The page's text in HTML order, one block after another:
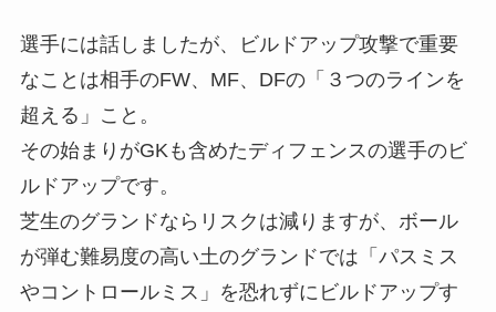
選手には話しましたが、ビルドアップ攻撃で重要
なことは相手のFW、MF、DFの「３つのラインを
超える」こと。
その始まりがGKも含めたディフェンスの選手のビ
ルドアップです。
芝生のグランドならリスクは減りますが、ボール
が弾む難易度の高い土のグランドでは「パスミス
やコントロールミス」を恐れずにビルドアップす